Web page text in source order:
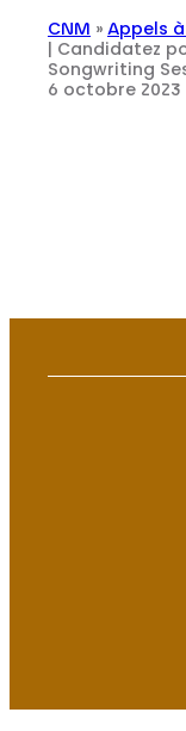
CNM » Appels
| Candidatez
Songwriting
6 octobre 2023